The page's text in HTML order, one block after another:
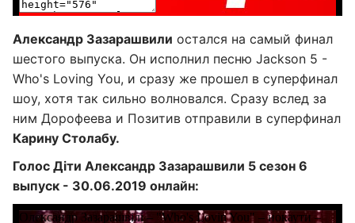
Александр Зазарашвили остался на самый финал
шестого выпуска. Он исполнил песню Jackson 5 -
Who's Loving You, и сразу же прошел в суперфинал
шоу, хотя так сильно волновался. Сразу вслед за
ним Дорофеева и Позитив отправили в суперфинал
Карину Столабу.
Голос Діти Александр Зазарашвили 5 сезон 6
выпуск - 30.06.2019 онлайн: